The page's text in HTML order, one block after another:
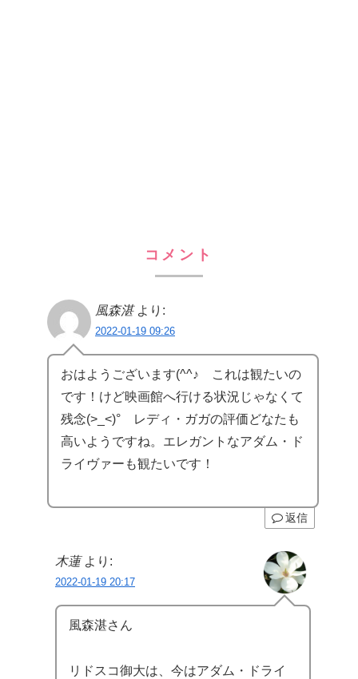
コメント
風森湛 より:
2022-01-19 09:26
おはようございます(^^♪ これは観たいの
です！けど映画館へ行ける状況じゃなくて
残念(>_<)° レディ・ガガの評価どなたも
高いようですね。エレガントなアダム・ド
ライヴァーも観たいです！
返信
木蓮 より:
2022-01-19 20:17
風森湛さん
リドスコ御大は、今はアダム・ドライ